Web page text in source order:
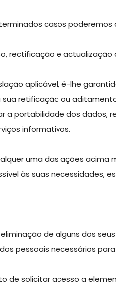
casos poderemos
rectificação e actualização
aplicável, é-lhe
sua retificação ou
a portabilidade dos dados,
informativos.
uma das ações
às suas necessidades,
de alguns dos
pessoais necessários
de solicitar acesso a